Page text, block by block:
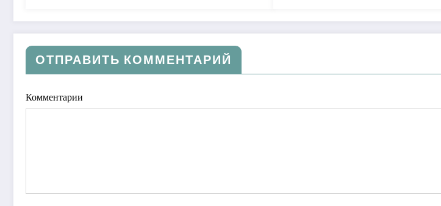
ОТПРАВИТЬ КОММЕНТАРИЙ
Комментарии